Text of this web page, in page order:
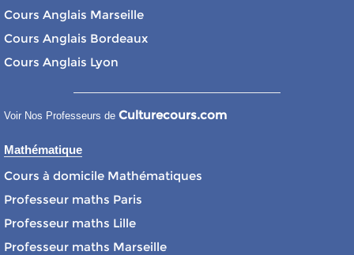
Cours Anglais Marseille
Cours Anglais Bordeaux
Cours Anglais Lyon
Voir Nos Professeurs de Culturecours.com
Mathématique
Cours à domicile Mathématiques
Professeur maths Paris
Professeur maths Lille
Professeur maths Marseille